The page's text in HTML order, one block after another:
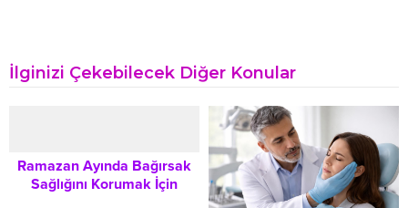
İlginizi Çekebilecek Diğer Konular
Ramazan Ayında Bağırsak
Sağlığını Korumak İçin